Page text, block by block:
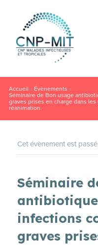
Accueil » Évènements »
Séminaire de Bon usage
graves prises en charge dans
réanimation
Cet évènement est
Séminaire
infections
graves